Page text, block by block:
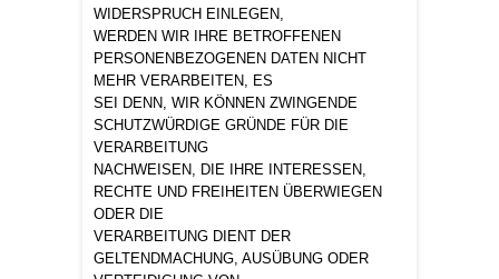
WIDERSPRUCH EINLEGEN,
WERDEN WIR IHRE BETROFFENEN
PERSONENBEZOGENEN DATEN NICHT
MEHR VERARBEITEN, ES
SEI DENN, WIR KÖNNEN ZWINGENDE
SCHUTZWÜRDIGE GRÜNDE FÜR DIE
VERARBEITUNG
NACHWEISEN, DIE IHRE INTERESSEN,
RECHTE UND FREIHEITEN ÜBERWIEGEN
ODER DIE
VERARBEITUNG DIENT DER
GELTENDMACHUNG, AUSÜBUNG ODER